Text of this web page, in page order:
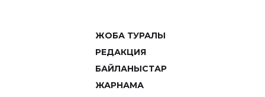
ЖОБА ТУРАЛЫ
РЕДАКЦИЯ
БАЙЛАНЫСТАР
ЖАРНАМА